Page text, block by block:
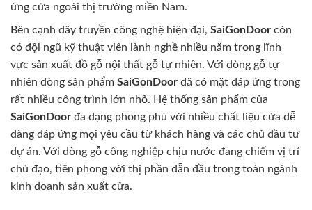
ứng cửa ngoài thị trường miền Nam.
Bên cạnh dây truyền công nghệ hiện đại, SaiGonDoor còn
có đội ngũ kỹ thuật viên lành nghề nhiều năm trong lĩnh
vực sản xuất đồ gỗ nội thất gỗ tự nhiên. Với dòng gỗ tự
nhiên dòng sản phẩm SaiGonDoor đã có mặt đáp ứng trong
rất nhiều công trình lớn nhỏ. Hệ thống sản phẩm của
SaiGonDoor đa dạng phong phú với nhiều chất liệu cửa dễ
dàng đáp ứng mọi yêu cầu từ khách hàng và các chủ đầu tư
dự án. Với dòng gỗ công nghiệp chịu nước đang chiếm vị trí
chủ đạo, tiên phong với thị phần dẫn đầu trong toàn ngành
kinh doanh sản xuất cửa.